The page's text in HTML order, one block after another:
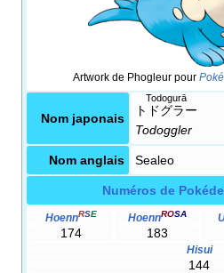
Artwork de Phogleur pour
Nom japonais
トドグラー
Todogurā
Todoggler
Nom anglais Sealeo
Numéros de
HoennRSE HoennROSA
174 183
Hisui
144